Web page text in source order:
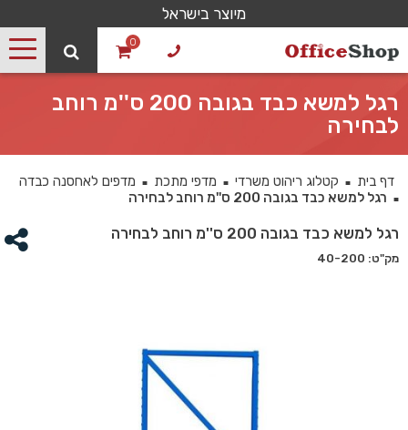
מיוצר בישראל
0
רגל למשא כבד בגובה 200 ס''מ רוחב
לבחירה
דף בית ■ קטלוג ריהוט משרדי ■ מדפי מתכת ■ מדפים לאחסנה כבדה
■ רגל למשא כבד בגובה 200 ס''מ רוחב לבחירה
רגל למשא כבד בגובה 200 ס''מ רוחב לבחירה
מק"ט: 40-200